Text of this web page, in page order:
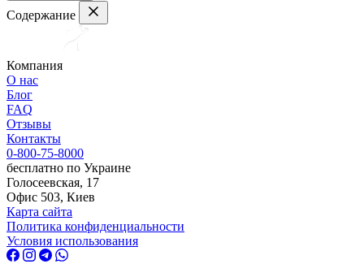
Содержание
Компания
О нас
Блог
FAQ
Отзывы
Контакты
0-800-75-8000
бесплатно по Украине
Голосеевская, 17
Офис 503, Киев
Карта сайта
Политика конфиденциальности
Условия использования